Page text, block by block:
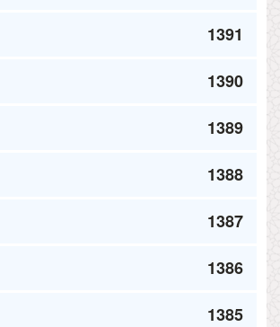
1391
1390
1389
1388
1387
1386
1385